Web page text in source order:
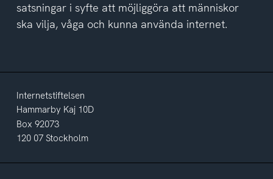
satsningar i syfte att möjliggöra att människor
ska vilja, våga och kunna använda internet.
Internetstiftelsen
Hammarby Kaj 10D
Box 92073
120 07 Stockholm